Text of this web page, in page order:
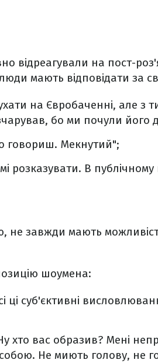
відреагували на пост-
мають відповідати за
на Євробаченні, але з
бо ми почули його
говориш. Мекнутий";
розказувати. В
не завжди мають
шоумена:
ці суб'єктивні
хто вас образив? Мені
Не миють голову, не